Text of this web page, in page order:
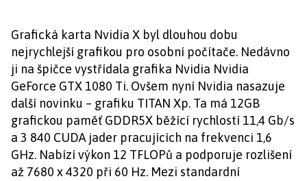
Grafická karta Nvidia X byl dlouhou dobu
nejrychlejší grafikou pro osobní počítače. Nedávno
ji na špičce vystřídala grafika Nvidia Nvidia
GeForce GTX 1080 Ti. Ovšem nyní Nvidia nasazuje
další novinku – grafiku TITAN Xp. Ta má 12GB
grafickou paměť GDDR5X běžící rychlostí 11,4 Gb/s
a 3 840 CUDA jader pracujících na frekvenci 1,6
GHz. Nabízí výkon 12 TFLOPů a podporuje rozlišení
až 7680 x 4320 při 60 Hz. Mezi standardní